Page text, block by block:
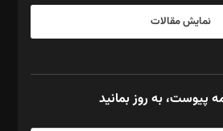
نمایش مقالات
پیوست، به روز بمانید